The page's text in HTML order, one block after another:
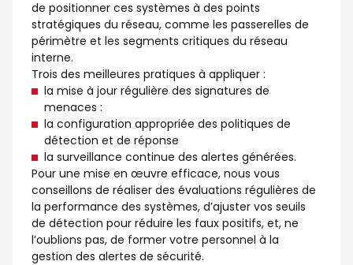
de positionner ces systèmes à des points
stratégiques du réseau, comme les passerelles de
périmètre et les segments critiques du réseau
interne.
Trois des meilleures pratiques à appliquer :
la mise à jour régulière des signatures de
menaces :
la configuration appropriée des politiques de
détection et de réponse
la surveillance continue des alertes générées.
Pour une mise en œuvre efficace, nous vous
conseillons de réaliser des évaluations régulières de
la performance des systèmes, d’ajuster vos seuils
de détection pour réduire les faux positifs, et, ne
l’oublions pas, de former votre personnel à la
gestion des alertes de sécurité.